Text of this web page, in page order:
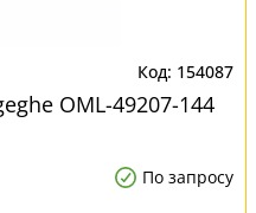
154087
OML-49207-144
По запросу